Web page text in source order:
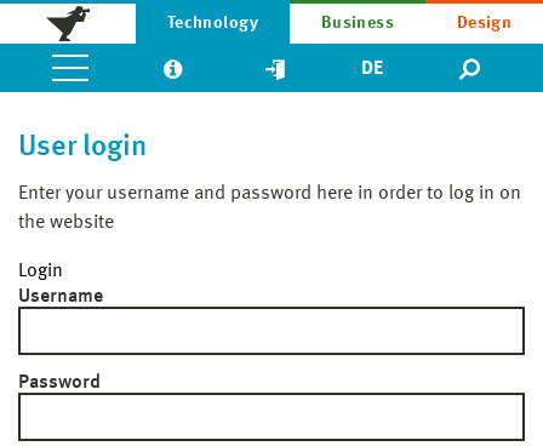
Technology Business Design
DE
User login
Enter your username and password here in order to log in on
the website
Login
Username
Password